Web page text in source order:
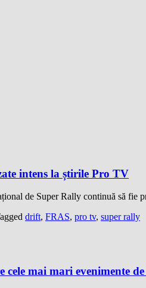
intens la știrile Pro TV
de Super Rally continuă să
drift, FRAS, pro tv, super rally
mai mari evenimente